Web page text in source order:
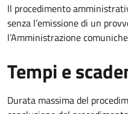
Il procedimento
senza l’emissione di un
l’Amministrazione
Tempi e
Durata massima del